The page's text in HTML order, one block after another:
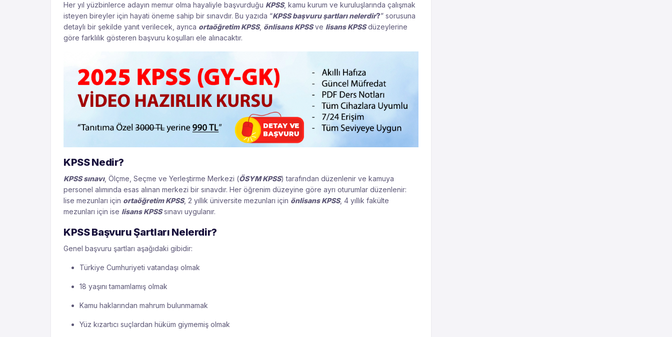
Her yıl yüzbinlerce adayın memur olma hayaliyle başvurduğu KPSS, kamu kurum ve kuruluşlarında çalışmak
isteyen bireyler için hayati öneme sahip bir sınavdır. Bu yazıda “KPSS başvuru şartları nelerdir?” sorusuna
detaylı bir şekilde yanıt verilecek, ayrıca ortaöğretim KPSS, önlisans KPSSve lisans KPSSdüzeylerine
göre farklılık gösteren başvuru koşulları ele alınacaktır.
KPSS Nedir?
KPSS sınavı, Ölçme, Seçme ve Yerleştirme Merkezi (ÖSYM KPSS) tarafından düzenlenir ve kamuya
personel alımında esas alınan merkezi bir sınavdır. Her öğrenim düzeyine göre ayrı oturumlar düzenlenir:
lise mezunları için ortaöğretim KPSS, 2 yıllık üniversite mezunları için önlisans KPSS, 4 yıllık fakülte
mezunları için ise lisans KPSSsınavı uygulanır.
KPSS Başvuru Şartları Nelerdir?
Genel başvuru şartları aşağıdaki gibidir:
Türkiye Cumhuriyeti vatandaşı olmak
18 yaşını tamamlamış olmak
Kamu haklarından mahrum bulunmamak
Yüz kızartıcı suçlardan hüküm giymemiş olmak